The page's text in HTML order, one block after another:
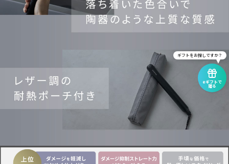
eギフトで
贈る
ギフトをお探しですか？